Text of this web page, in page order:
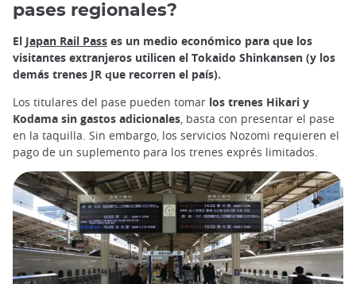
pases regionales?
El Japan Rail Pass es un medio económico para que los
visitantes extranjeros utilicen el Tokaido Shinkansen (y los
demás trenes JR que recorren el país).
Los titulares del pase pueden tomar los trenes Hikari y
Kodama sin gastos adicionales, basta con presentar el pase
en la taquilla. Sin embargo, los servicios Nozomi requieren el
pago de un suplemento para los trenes exprés limitados.